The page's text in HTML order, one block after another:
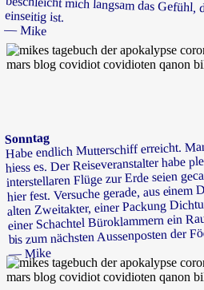
einseitig ist.
— Mike
Sonntag
Habe endlich Mutterschiff erreicht.
hiess es. Der Reiseveranstalter habe
interstellaren Flüge zur Erde seien
hier fest. Versuche gerade, aus einem
alten Zweitakter, einer Packung
einer Schachtel Büroklammern ein
bis zum nächsten Aussenposten der
— Mike